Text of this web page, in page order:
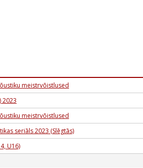
meistrvōistlused
2023
meistrvōistlused
seriāls 2023 (Slēgtās)
U16)